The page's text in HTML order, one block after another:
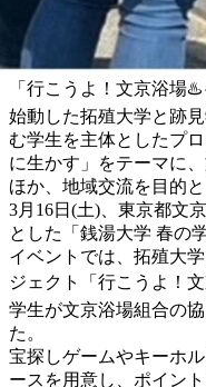
「行こうよ！文京浴場
始動した拓殖大学と跡
む学生を主体としたプ
に生かす」をテーマに
ほか、地域交流を目的
3月16日(土)、東京都文
とした「銭湯大学 春の
イベントでは、拓殖大
ジェクト「行こうよ！
学生が文京浴場組合の
た。
宝探しゲームやキーホ
ースを用意し、ポイン